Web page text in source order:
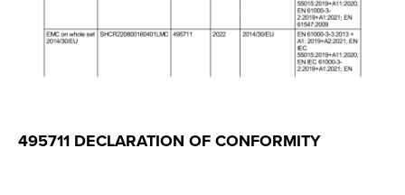
495711 DECLARATION OF CONFORMITY